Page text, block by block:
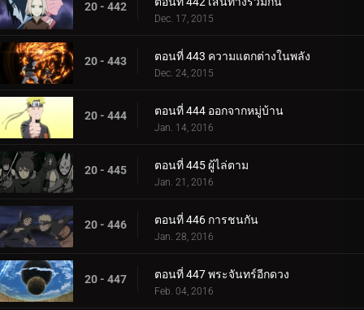
20 - 442
Dec. 17, 2015
20 - 443 ตอนที่ 443 ความแตกต่างในพลัง
Dec. 24, 2015
20 - 444 ตอนที่ 444 ออกจากหมู่บ้าน
Jan. 14, 2016
20 - 445 ตอนที่ 445 ผู้ไล่ตาม
Jan. 21, 2016
20 - 446 ตอนที่ 446 การชนกัน
Jan. 28, 2016
20 - 447 ตอนที่ 447 พระจันทร์อีกดวง
Feb. 04, 2016